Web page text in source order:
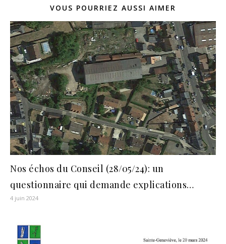
VOUS POURRIEZ AUSSI AIMER
Nos échos du Conseil (28/05/24): un
questionnaire qui demande explications…
4 juin 2024